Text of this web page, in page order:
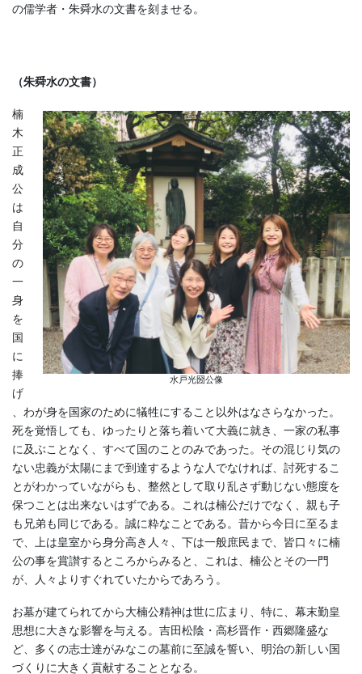
の儒学者・朱舜水の文書を刻ませる。
（朱舜水の文書）
水戸光圀公像
楠
木
正
成
公
は
自
分
の
一
身
を
国
に
捧
げ
、わが身を国家のために犠牲にすること以外はなさらなかった。
死を覚悟しても、ゆったりと落ち着いて大義に就き、一家の私事
に及ぶことなく、すべて国のことのみであった。その混じり気の
ない忠義が太陽にまで到達するような人でなければ、討死するこ
とがわかっていながらも、整然として取り乱さず動じない態度を
保つことは出来ないはずである。これは楠公だけでなく、親も子
も兄弟も同じである。誠に粋なことである。昔から今日に至るま
で、上は皇室から身分高き人々、下は一般庶民まで、皆口々に楠
公の事を賞讃するところからみると、これは、楠公とその一門
が、人々よりすぐれていたからであろう。
お墓が建てられてから大楠公精神は世に広まり、特に、幕末勤皇
思想に大きな影響を与える。吉田松陰・高杉晋作・西郷隆盛な
ど、多くの志士達がみなこの墓前に至誠を誓い、明治の新しい国
づくりに大きく貢献することとなる。